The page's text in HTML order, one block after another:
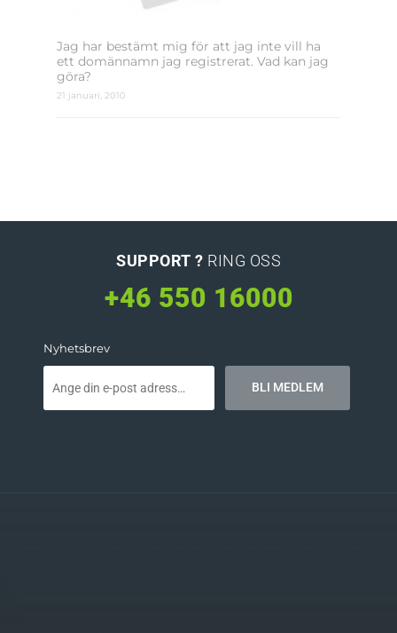
Jag har bestämt mig för att jag inte vill ha
ett domännamn jag registrerat. Vad kan jag
göra?
21 januari, 2010
SUPPORT ? RING OSS
+46 550 16000
Nyhetsbrev